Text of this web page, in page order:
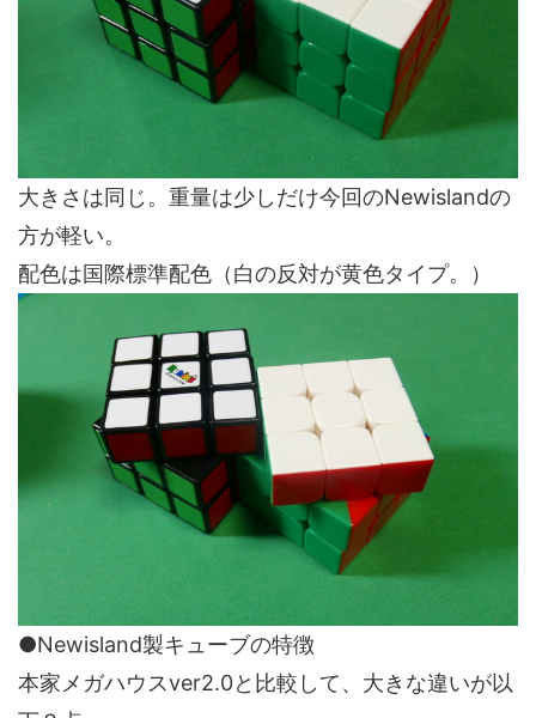
大きさは同じ。重量は少しだけ今回のNewislandの
方が軽い。
配色は国際標準配色（白の反対が黄色タイプ。）
●Newisland製キューブの特徴
本家メガハウスver2.0と比較して、大きな違いが以